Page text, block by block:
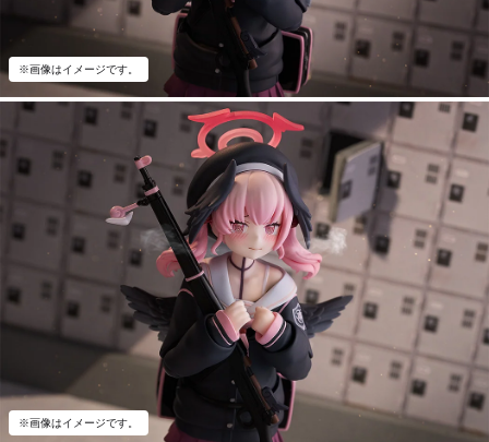
※画像はイメージです。
※画像はイメージです。